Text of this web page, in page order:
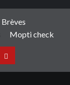
Brèves
Mopti check